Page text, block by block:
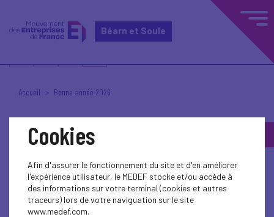
Béarn et Soule
Accueil Bonne année 2026
VOTRE MEDEF Posté le 5 janvier 2026 à 12h16
Cookies
Afin d'assurer le fonctionnement du site et d'en améliorer
l'expérience utilisateur, le MEDEF stocke et/ou accède à
des informations sur votre terminal (cookies et autres
traceurs) lors de votre naviguation sur le site
www.medef.com.